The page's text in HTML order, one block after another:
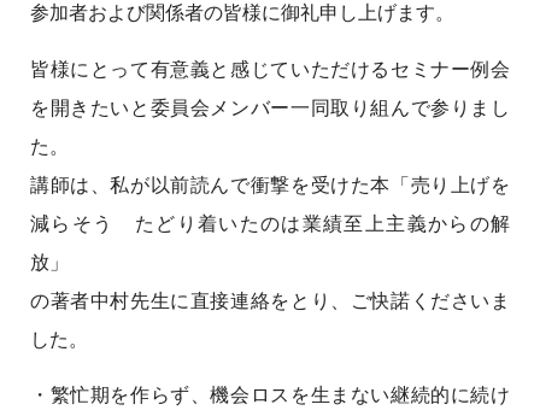
参加者および関係者の皆様に御礼申し上げます。
皆様にとって有意義と感じていただけるセミナー例会
を開きたいと委員会メンバー一同取り組んで参りまし
た。
講師は、私が以前読んで衝撃を受けた本「売り上げを
減らそう たどり着いたのは業績至上主義からの解
放」
の著者中村先生に直接連絡をとり、ご快諾くださいま
した。
・繁忙期を作らず、機会ロスを生まない継続的に続け